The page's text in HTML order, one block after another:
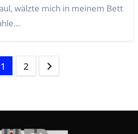
wälzte mich in meinem Bett
1 2